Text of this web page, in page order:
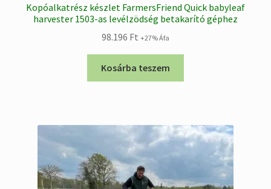
Kopóalkatrész készlet FarmersFriend Quick babyleaf
harvester 1503-as levélzödség betakarító géphez
98.196 Ft +27% Áfa
Kosárba teszem